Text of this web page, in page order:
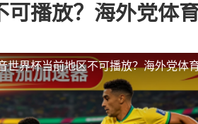
播放？海外党体
世界杯当前地区不可播放？海外党体